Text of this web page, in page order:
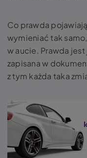
Co prawda
wymieniać tak
w aucie. Prawda
zapisana w
z tym każda taka